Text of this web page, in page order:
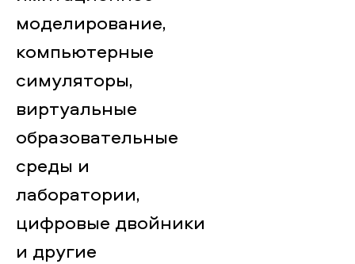
моделирование,
компьютерные
симуляторы,
виртуальные
образовательные
среды и
лаборатории,
цифровые двойники
и другие